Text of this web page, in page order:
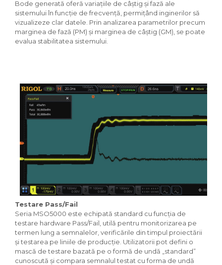
Bode generată oferă variațiile de câștig și fază ale
sistemului în funcție de frecvență, permițând inginerilor să
vizualizeze clar datele. Prin analizarea parametrilor precum
marginea de fază (PM) și marginea de câștig (GM), se poate
evalua stabilitatea sistemului.
Testare Pass/Fail
Seria MSO5000 este echipată standard cu funcția de
testare hardware Pass/Fail, utilă pentru monitorizarea pe
termen lung a semnalelor, verificările din timpul proiectării
și testarea pe liniile de producție. Utilizatorii pot defini o
mască de testare bazată pe o formă de undă „standard”
cunoscută și compara semnalul testat cu forma de undă